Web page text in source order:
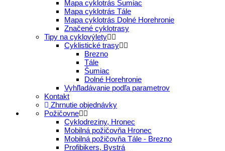
Mapa cyklotrás Šumiac
Mapa cyklotrás Tále
Mapa cyklotrás Dolné Horehronie
Značené cyklotrasy
Tipy na cyklovýlety
Cyklistické trasy
Brezno
Tále
Šumiac
Dolné Horehronie
Vyhľladávanie podľa parametrov
Kontakt
Zhrnutie objednávky
Požičovne
Cyklodreziny, Hronec
Mobilná požičovňa Hronec
Mobilná požičovňa Tále - Brezno
Profibikers, Bystrá